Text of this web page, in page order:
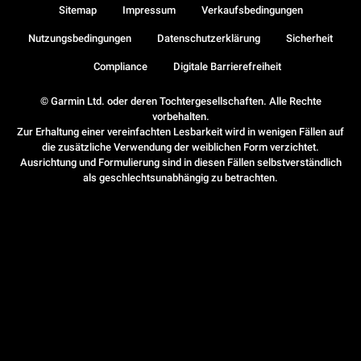
© Garmin Ltd. oder deren Tochtergesellschaften. Alle Rechte
vorbehalten.
Zur Erhaltung einer vereinfachten Lesbarkeit wird in wenigen Fällen auf
die zusätzliche Verwendung der weiblichen Form verzichtet.
Ausrichtung und Formulierung sind in diesen Fällen selbstverständlich
als geschlechtsunabhängig zu betrachten.
Sitemap Impressum Verkaufsbedingungen
Nutzungsbedingungen Datenschutzerklärung Sicherheit
Compliance Digitale Barrierefreiheit